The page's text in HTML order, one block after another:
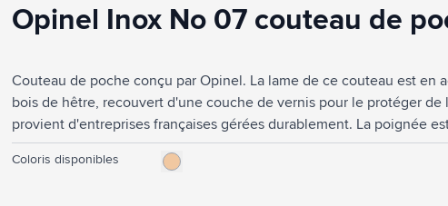
Marques
Accessoires boissons
Sacs & Voyage
Cuisiner & Vivre
Produits de soin
Opinel Inox No 07 couteau de
Couteau de poche conçu par Opinel. La lame de ce couteau est en
bois de hêtre, recouvert d'une couche de vernis pour le protéger
provient d'entreprises françaises gérées durablement. La poignée
est ouvert, le couteau a une longueur de 18 cm et est sécurisé par
Ce couteau est indispensable aux petits bricoleurs, en camping ou
Coloris disponibles